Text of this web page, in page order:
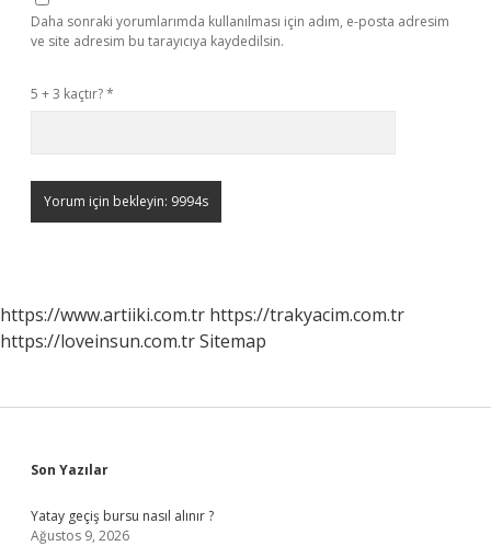
Daha sonraki yorumlarımda kullanılması için adım, e-posta adresim
ve site adresim bu tarayıcıya kaydedilsin.
5 + 3 kaçtır?*
https://www.artiiki.com.tr https://trakyacim.com.tr
https://loveinsun.com.trSitemap
Sidebar
Son Yazılar
Yatay geçiş bursu nasıl alınır ?
Ağustos 9, 2026